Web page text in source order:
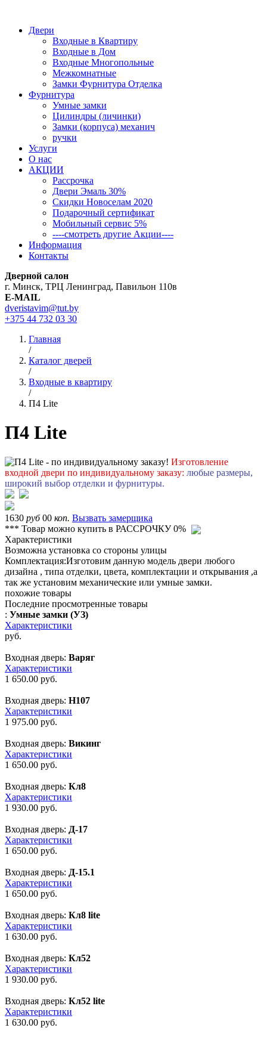
Двери
Входные в Квартиру
Входные в Дом
Входные Многопольные
Межкомнатные
Замки Фурнитура Отделка
Фурнитура
Умные замки
Цилиндры (личинки)
Замки (корпуса) механич
ручки
Услуги
О нас
АКЦИИ
Рассрочка
Двери Эмаль 30%
Скидки Новоселам 2020
Подарочный сертификат
Мобильный сервис 5%
----смотреть другие Акции----
Информация
Контакты
Дверной салон
г. Минск, ТРЦ Ленинград, Павильон 110в
E-MAIL
dveristavim@tut.by
+375 44 732 03 30
Главная
/
Каталог дверей
/
Входные в квартиру
/
П4 Lite
П4 Lite
Изготовление
входной двери по индивидуальному заказу: любые размеры,
широкий выбор отделки и фурнитуры.
1630 руб00 коп. Вызвать замерщика
*** Товар можно купить в РАССРОЧКУ 0%
Характеристики
Возможна установка со стороны улицы
Комплектация:Изготовим данную модель двери любого
дизайна , типа отделки, цвета, комплектации и открывания ,а
так же установим механические или умные замки.
похожие товары
Последние просмотренные товары
: Умные замки (УЗ)
Характеристики
руб.
Входная дверь: Варяг
Характеристики
1 650.00 руб.
Входная дверь: Н107
Характеристики
1 975.00 руб.
Входная дверь: Викинг
Характеристики
1 650.00 руб.
Входная дверь: Кл8
Характеристики
1 930.00 руб.
Входная дверь: Д-17
Характеристики
1 650.00 руб.
Входная дверь: Д-15.1
Характеристики
1 650.00 руб.
Входная дверь: Кл8 lite
Характеристики
1 630.00 руб.
Входная дверь: Кл52
Характеристики
1 930.00 руб.
Входная дверь: Кл52 lite
Характеристики
1 630.00 руб.